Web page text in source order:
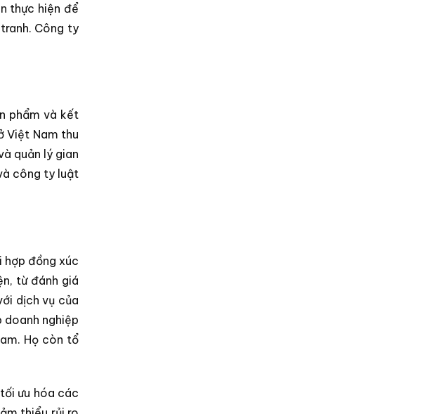
thực hiện để
Công ty
phẩm và kết
Việt Nam thu
quản lý gian
công ty luật
đồng xúc
từ đánh giá
dịch vụ của
doanh nghiệp
Họ còn tổ
ưu hóa các